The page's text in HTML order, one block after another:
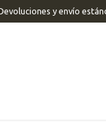
y envío